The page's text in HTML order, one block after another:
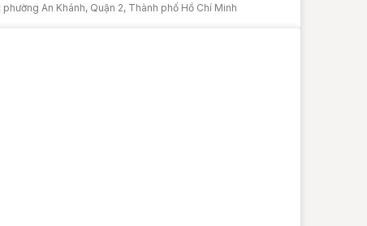
An Khánh, Quận 2, Thành phố Hồ Chí Minh